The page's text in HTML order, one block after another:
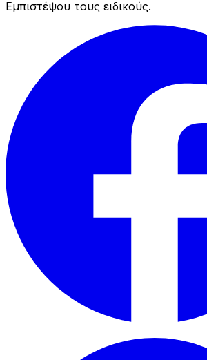
Εμπιστέψου τους ειδικούς.